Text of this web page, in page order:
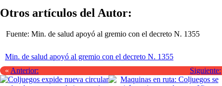
Otros artículos del Autor:
Fuente: Min. de salud apoyó al gremio con el decreto N. 1355
Min. de salud apoyó al gremio con el decreto N. 1355
« Anterior: Siguiente: